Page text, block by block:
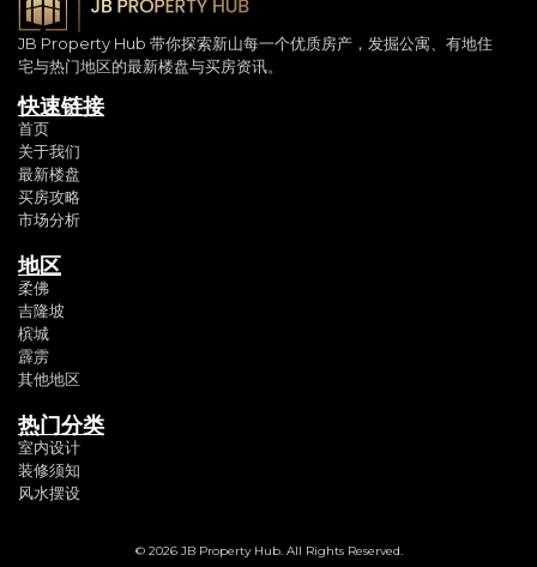
JB Property Hub 带你探索新山每一个优质房产，发掘公寓、有地住
宅与热门地区的最新楼盘与买房资讯。
快速链接
首页
关于我们
最新楼盘
买房攻略
市场分析
地区
柔佛
吉隆坡
槟城
霹雳
其他地区
热门分类
室内设计
装修须知
风水摆设
© 2026 JB Property Hub. All Rights Reserved.